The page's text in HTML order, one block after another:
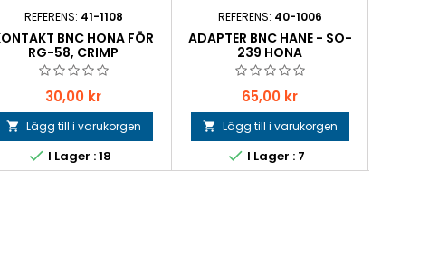
REFERENS: 41-1108
BNC HONA FÖR
RG-58, CRIMP
Pris
30,00 kr
 Lägg till i varukorgen
 I Lager : 18
REFERENS: 40-1006
ADAPTER BNC HANE - SO-
239 HONA
Pris
65,00 kr
 Lägg till i varukorgen
 I Lager : 7